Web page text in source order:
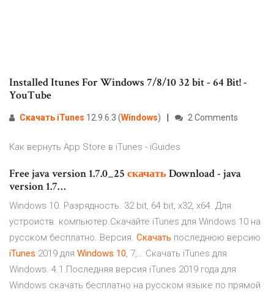
Installed Itunes For Windows 7/8/10 32 bit - 64 Bit! -
YouTube
Cкачать iTunes 12.9.6.3 (Windows) 2 Comments
Как вернуть App Store в iTunes - iGuides
Free java version 1.7.0_25 скачать Download - java
version 1.7…
Windows 10. Разрядность. 32 bit, 64 bit, x32, x64. Для
устроиств. компьютер.Скачайте iTunes для Windows 10 на
русском бесплатно. Версия. Скачать последнюю версию
iTunes 2019 для Windows 10, 7,… Скачать iTunes для
Windows. 4.1.Последняя версия iTunes 2019 года для
Windows скачать бесплатно на русском языке по прямой